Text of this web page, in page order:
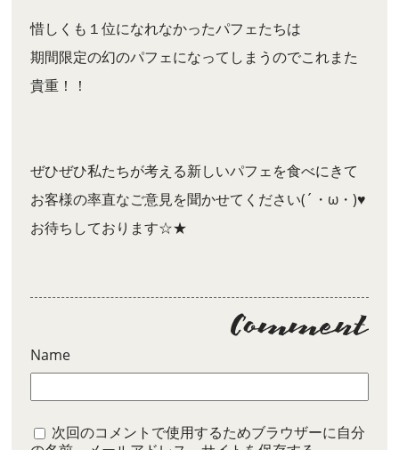
惜しくも１位になれなかったパフェたちは
期間限定の幻のパフェになってしまうのでこれまた
貴重！！
ぜひぜひ私たちが考える新しいパフェを食べにきて
お客様の率直なご意見を聞かせてください(´・ω・)♥
お待ちしております☆★
Name
次回のコメントで使用するためブラウザーに自分